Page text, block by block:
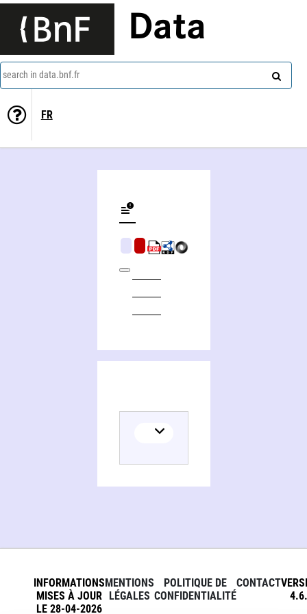
Data
search in data.bnf.fr
FR
INFORMATIONS
MISES À JOUR
LE 28-04-2026
MENTIONS
LÉGALES
POLITIQUE DE
CONFIDENTIALITÉ
CONTACT